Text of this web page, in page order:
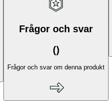
Frågor och svar
()
Frågor och svar om denna produkt